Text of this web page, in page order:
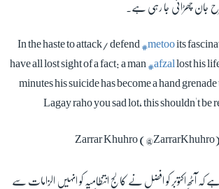
جان چھڑائی جا رہی ہے۔
In the haste to attack/ defend #metooits
have all lost sight of a fact: a man #afzal lost his
minutes his suicide has become a hand grenade
Lagay raho you sad lot, this shouldn't be
آٹھ اکتوبر کو افضل نے کالج انتظامیہ کو انہیں الزامات سے